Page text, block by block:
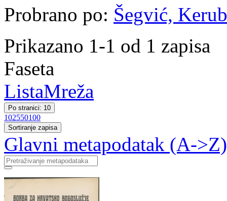
Probrano po: Šegvić,
Prikazano 1-1 od 1 zapisa
Faseta
ListaMreža
Po stranici: 10
102550100
Sortiranje zapisa
Glavni metapodatak (A->Z)